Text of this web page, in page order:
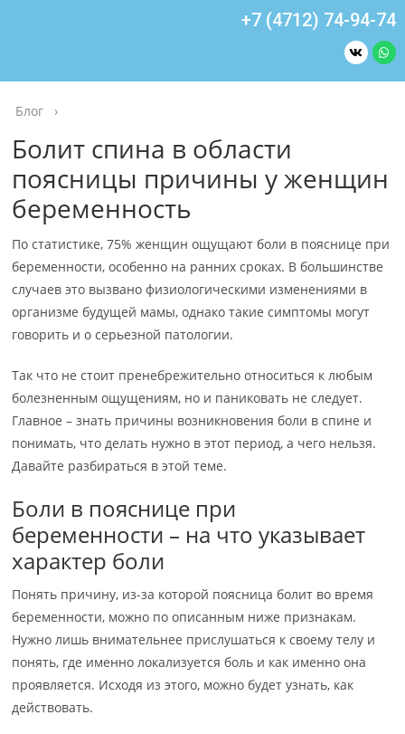
+7 (4712) 74-94-74
Блог ›
Болит спина в области
поясницы причины у женщин
беременность
По статистике, 75% женщин ощущают боли в пояснице при
беременности, особенно на ранних сроках. В большинстве
случаев это вызвано физиологическими изменениями в
организме будущей мамы, однако такие симптомы могут
говорить и о серьезной патологии.
Так что не стоит пренебрежительно относиться к любым
болезненным ощущениям, но и паниковать не следует.
Главное – знать причины возникновения боли в спине и
понимать, что делать нужно в этот период, а чего нельзя.
Давайте разбираться в этой теме.
Боли в пояснице при
беременности – на что указывает
характер боли
Понять причину, из-за которой поясница болит во время
беременности, можно по описанным ниже признакам.
Нужно лишь внимательнее прислушаться к своему телу и
понять, где именно локализуется боль и как именно она
проявляется. Исходя из этого, можно будет узнать, как
действовать.